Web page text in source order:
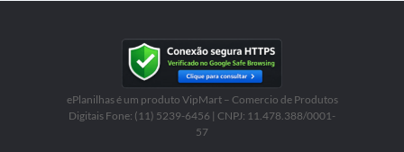
ePlanilhas é um produto VipMart – Comercio de Produtos
Digitais Fone: (11) 5239-6456 | CNPJ: 11.478.388/0001-
57